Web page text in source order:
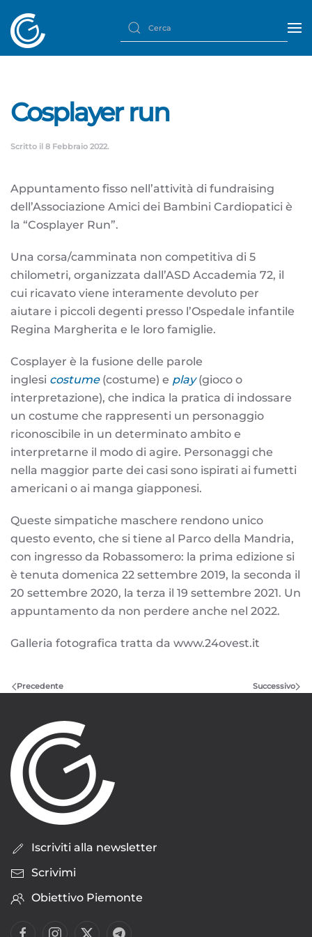
Cosplayer run
Scritto il 8 Febbraio 2022.
Appuntamento fisso nell’attività di fundraising
dell’Associazione Amici dei Bambini Cardiopatici è
la “Cosplayer Run”.
Una corsa/camminata non competitiva di 5
chilometri, organizzata dall’ASD Accademia 72, il
cui ricavato viene interamente devoluto per
aiutare i piccoli degenti presso l’Ospedale infantile
Regina Margherita e le loro famiglie.
Cosplayer è la fusione delle parole
inglesi costume(costume) e play(gioco o
interpretazione), che indica la pratica di indossare
un costume che rappresenti un personaggio
riconoscibile in un determinato ambito e
interpretarne il modo di agire. Personaggi che
nella maggior parte dei casi sono ispirati ai fumetti
americani o ai manga giapponesi.
Queste simpatiche maschere rendono unico
questo evento, che si tiene al Parco della Mandria,
con ingresso da Robassomero: la prima edizione si
è tenuta domenica 22 settembre 2019, la seconda il
20 settembre 2020, la terza il 19 settembre 2021. Un
appuntamento da non perdere anche nel 2022.
Galleria fotografica tratta da www.24ovest.it
Precedente Successivo
Iscriviti alla newsletter
Scrivimi
Obiettivo Piemonte